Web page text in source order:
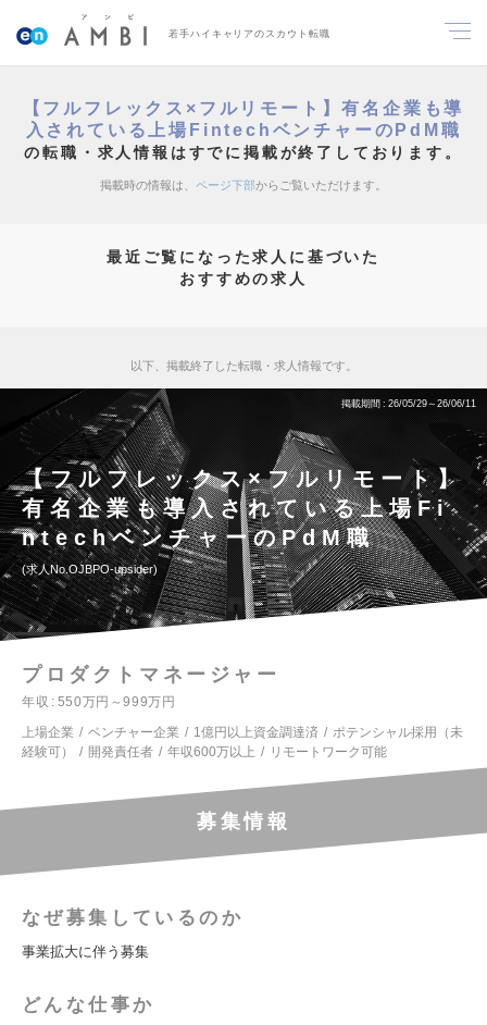
若手ハイキャリアのスカウト転職
【フルフレックス×フルリモート】有名企業も導
入されている上場FintechベンチャーのPdM職
の転職・求人情報はすでに掲載が終了しております。
掲載時の情報は、 ページ下部からご覧いただけます。
最近ご覧になった求人に基づいた
おすすめの求人
以下、掲載終了した転職・求人情報です。
掲載期間 26/05/29～26/06/11
【フルフレックス×フルリモート】
有名企業も導入されている上場Fi
ntechベンチャーのPdM職
求人No.OJBPO-upsider
プロダクトマネージャー
年収
550万円～999万円
上場企業
ベンチャー企業 1億円以上資金調達済
ポテンシャル採用（未
経験可）
開発責任者 年収600万以上 リモートワーク可能
募集情報
なぜ募集しているのか
事業拡大に伴う募集
どんな仕事か